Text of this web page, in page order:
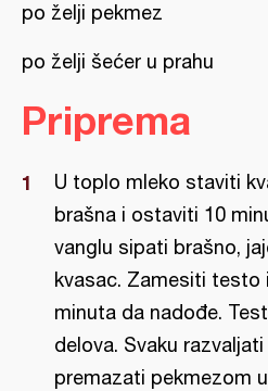
po želji pekmez
po želji šećer u prahu
Priprema
U toplo mleko staviti
brašna i ostaviti 10
vanglu sipati brašno,
kvasac. Zamesiti
minuta da nadođe.
delova. Svaku
premazati pekmezom